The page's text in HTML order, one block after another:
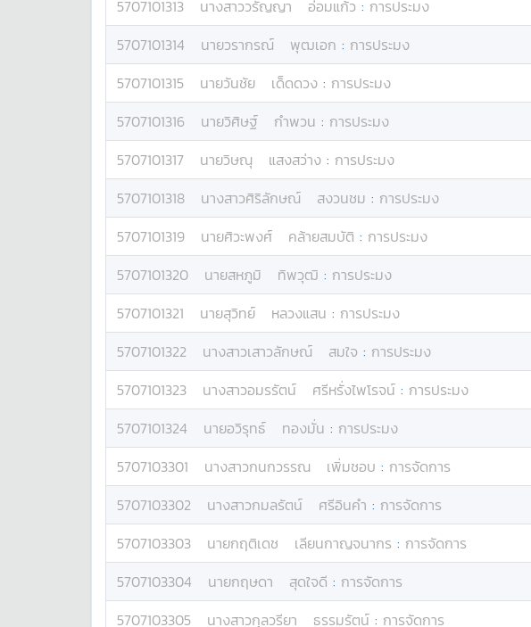
5707101313
นางสาววรัญญา อ่อมแก้ว : การประมง
5707101314
นายวรากรณ์ พุฒเอก : การประมง
5707101315
นายวันชัย เด็ดดวง : การประมง
5707101316
นายวิศิษฐ์ กำพวน : การประมง
5707101317
นายวิษณุ แสงสว่าง : การประมง
5707101318
นางสาวศิริลักษณ์ สงวนชม : การประมง
5707101319
นายศิวะพงศ์ คล้ายสมบัติ : การประมง
5707101320
นายสหภูมิ ทิพวุฒิ : การประมง
5707101321
นายสุวิทย์ หลวงแสน : การประมง
5707101322
นางสาวเสาวลักษณ์ สมใจ : การประมง
5707101323
นางสาวอมรรัตน์ ศรีหรั่งไพโรจน์ : การประมง
5707101324
นายอวิรุทธ์ ทองมั่น : การประมง
5707103301
นางสาวกนกวรรณ เพิ่มชอบ : การจัดการ
5707103302
นางสาวกมลรัตน์ ศรีอินคำ : การจัดการ
5707103303
นายกฤติเดช เลียนกาญจนากร : การจัดการ
5707103304
นายกฤษดา สุดใจดี : การจัดการ
5707103305
นางสาวกุลวรียา ธรรมรัตน์ : การจัดการ